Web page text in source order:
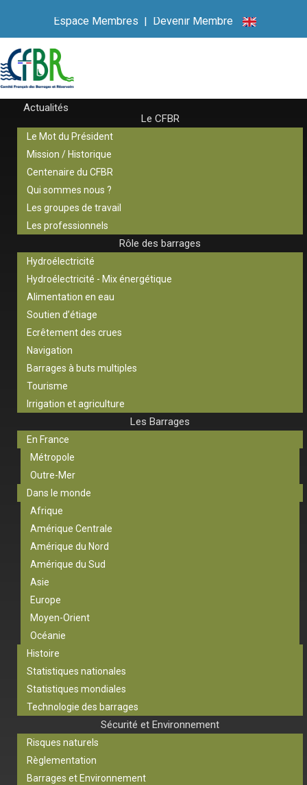
Espace Membres | Devenir Membre
Actualités
Le CFBR
Le Mot du Président
Mission / Historique
Centenaire du CFBR
Qui sommes nous ?
Les groupes de travail
Les professionnels
Rôle des barrages
Hydroélectricité
Hydroélectricité - Mix énergétique
Alimentation en eau
Soutien d’étiage
Ecrêtement des crues
Navigation
Barrages à buts multiples
Tourisme
Irrigation et agriculture
Les Barrages
En France
Métropole
Outre-Mer
Dans le monde
Afrique
Amérique Centrale
Amérique du Nord
Amérique du Sud
Asie
Europe
Moyen-Orient
Océanie
Histoire
Statistiques nationales
Statistiques mondiales
Technologie des barrages
Sécurité et Environnement
Risques naturels
Règlementation
Barrages et Environnement